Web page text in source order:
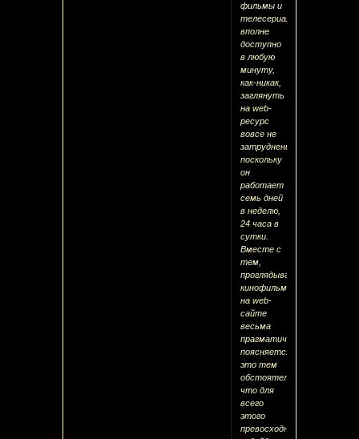
фильмы и
телесериалы
вполне
доступно
в любую
минуту,
как-никак,
заглянуть
на web-
ресурс
вовсе не
затруднение,
поскольку
он
работает
семь дней
в неделю,
24 часа в
сутки.
Вместе с
тем,
проглядывать
кинофильмы
на web-
сайте
весьма
прагматично,
поясняется
это тем
обстоятельством
что для
всего
этого
превосходно